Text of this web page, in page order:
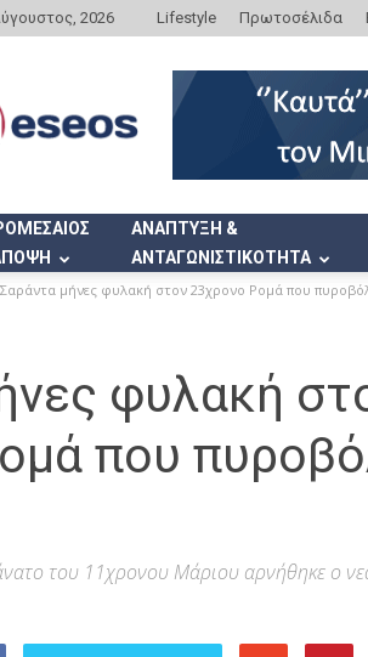
2026 Lifestyle Πρωτοσέλιδα
ΑΝΑΠΤΥΞΗ &
ΑΝΤΑΓΩΝΙΣΤΙΚΟΤΗΤΑ
Σαράντα μήνες φυλακή στον 23χρονο Ρομά που
φυλακή
που
του 11χρονου Μάριου αρνήθηκε ο